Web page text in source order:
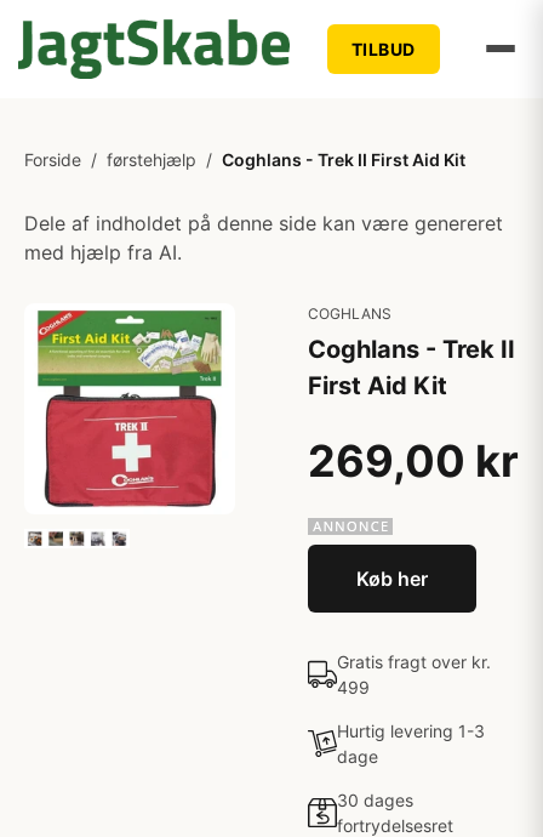
TILBUD
Forside / førstehjælp / Coghlans - Trek II First Aid Kit
Dele af indholdet på denne side kan være genereret
med hjælp fra AI.
COGHLANS
Coghlans - Trek II
First Aid Kit
269,00 kr
Køb her
Gratis fragt over kr.
499
Hurtig levering 1-3
dage
30 dages
fortrydelsesret